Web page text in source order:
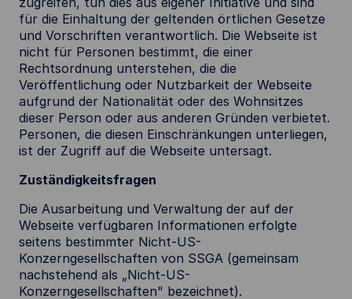
für die Einhaltung der geltenden örtlichen Gesetze
und Vorschriften verantwortlich. Die Webseite ist
nicht für Personen bestimmt, die einer
Rechtsordnung unterstehen, die die
Veröffentlichung oder Nutzbarkeit der Webseite
aufgrund der Nationalität oder des Wohnsitzes
dieser Person oder aus anderen Gründen verbietet.
Personen, die diesen Einschränkungen unterliegen,
ist der Zugriff auf die Webseite untersagt.
Zuständigkeitsfragen
Die Ausarbeitung und Verwaltung der auf der
Webseite verfügbaren Informationen erfolgte
seitens bestimmter Nicht-US-
Konzerngesellschaften von SSGA (gemeinsam
nachstehend als „Nicht-US-
Konzerngesellschaften" bezeichnet).